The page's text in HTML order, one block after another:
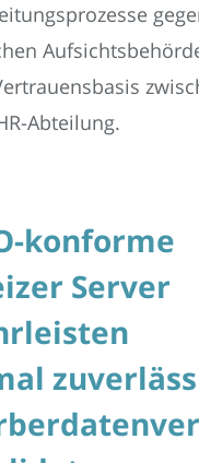
Abteilung.
konforme
Server